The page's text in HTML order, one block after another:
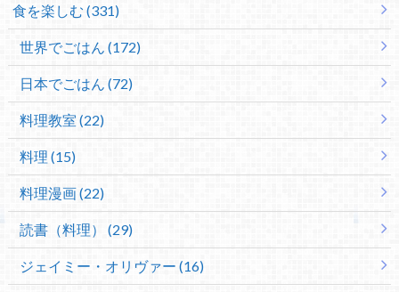
食を楽しむ (331)
世界でごはん (172)
日本でごはん (72)
料理教室 (22)
料理 (15)
料理漫画 (22)
読書（料理） (29)
ジェイミー・オリヴァー (16)